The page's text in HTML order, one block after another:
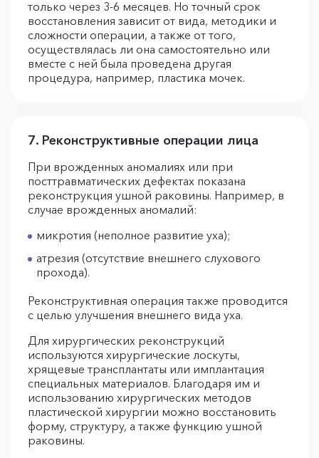
только через 3-6 месяцев. Но точный срок
восстановления зависит от вида, методики и
сложности операции, а также от того,
осуществлялась ли она самостоятельно или
вместе с ней была проведена другая
процедура, например, пластика мочек.
7. Реконструктивные операции лица
При врожденных аномалиях или при
посттравматических дефектах показана
реконструкция ушной раковины. Например, в
случае врожденных аномалий:
микротия (неполное развитие уха);
атрезия (отсутствие внешнего слухового
прохода).
Реконструктивная операция также проводится
с целью улучшения внешнего вида уха.
Для хирургических реконструкций
используются хирургические лоскуты,
хрящевые трансплантаты или имплантация
специальных материалов. Благодаря им и
использованию хирургических методов
пластической хирургии можно восстановить
форму, структуру, а также функцию ушной
раковины.